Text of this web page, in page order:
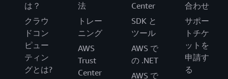
は？
クラウ
ドコン
ピュー
ティン
グとは?
法
トレー
ニング
AWS
Trust
Center
Center
SDK と
ツール
AWS で
の .NET
AWS で
合わせ
サポー
トチケ
ットを
申請す
る